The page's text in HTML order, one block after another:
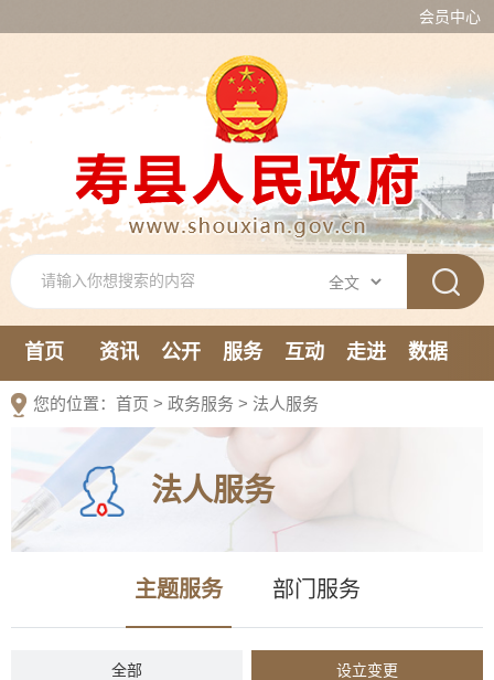
会员中心
首页 资讯 公开 服务 互动 走进
数据
新媒体
您的位置： 首页 > 政务服务 > 法人服务
法人服务
主题服务 部门服务
全部 设立变更